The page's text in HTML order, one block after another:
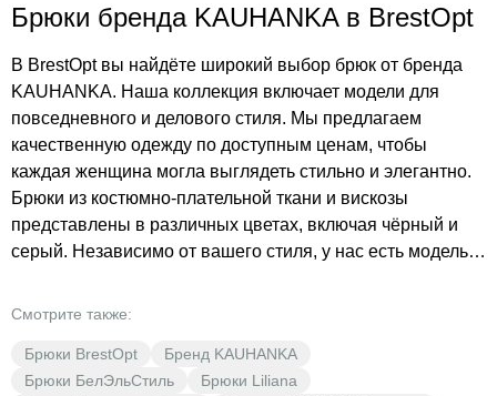
Брюки бренда KAUHANKA в BrestOpt
В BrestOpt вы найдёте широкий выбор брюк от бренда
KAUHANKA. Наша коллекция включает модели для
повседневного и делового стиля. Мы предлагаем
качественную одежду по доступным ценам, чтобы
каждая женщина могла выглядеть стильно и элегантно.
Брюки из костюмно-плательной ткани и вискозы
представлены в различных цветах, включая чёрный и
серый. Независимо от вашего стиля, у нас есть модель,
моды и комфорта с BrestOpt!
Смотрите также:
Брюки BrestOpt
Бренд KAUHANKA
Брюки БелЭльСтиль
Брюки Liliana